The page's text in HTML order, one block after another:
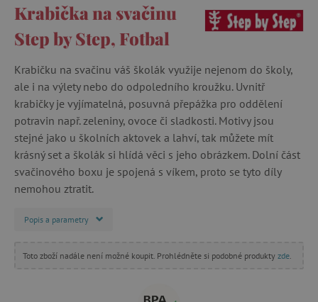
Krabička na svačinu
Step by Step, Fotbal
Krabičku na svačinu váš školák využije nejenom do školy,
ale i na výlety nebo do odpoledního kroužku. Uvnitř
krabičky je vyjímatelná, posuvná přepážka pro oddělení
potravin např. zeleniny, ovoce či sladkosti. Motivy jsou
stejné jako u školních aktovek a lahví, tak můžete mít
krásný set a školák si hlídá věci s jeho obrázkem. Dolní část
svačinového boxu je spojená s víkem, proto se tyto díly
nemohou ztratit.
Popis a parametry
Toto zboží nadále není možné koupit. Prohlédněte si podobné produkty zde